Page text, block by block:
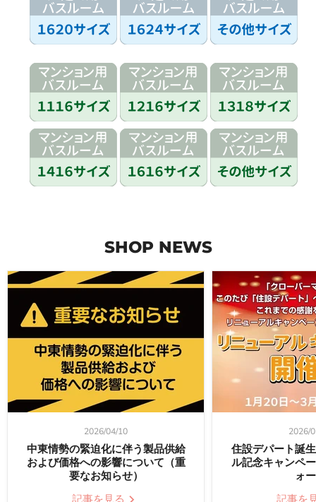
SHOP NEWS
2026/04/10
中東情勢の緊迫化に伴う製品供給
および価格への影響について（重
要なお知らせ）
2026/
住設デパート誕
ル記念キャンペ
ォ